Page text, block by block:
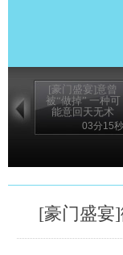
[豪门盛宴]意曾
被“做掉” 一种可
能意回天无术
03分15秒
[豪门盛宴]